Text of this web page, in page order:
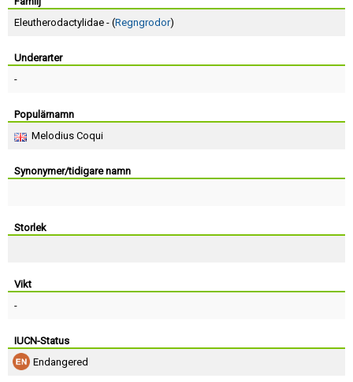
Eleutherodactylidae - (Regngrodor)
Underarter
-
Populärnamn
Melodius Coqui
Synonymer/tidigare namn
Storlek
Vikt
-
IUCN-Status
Endangered